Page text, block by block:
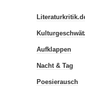
Aufklappen
Nacht & Tag
Poesierausch